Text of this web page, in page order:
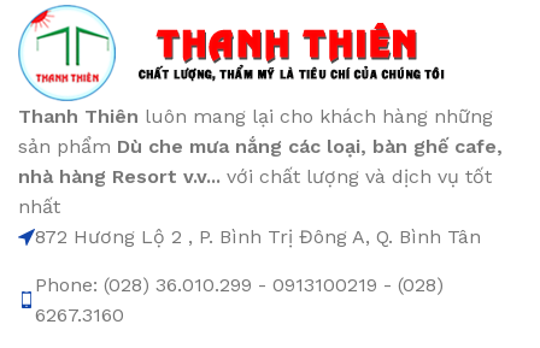
Thanh Thiên luôn mang lại cho khách hàng những
sản phẩm Dù che mưa nắng các loại, bàn ghế cafe,
nhà hàng Resort v.v... với chất lượng và dịch vụ tốt
nhất
872 Hương Lộ 2 , P. Bình Trị Đông A, Q. Bình Tân
Phone: (028) 36.010.299 - 0913100219 - (028)
6267.3160